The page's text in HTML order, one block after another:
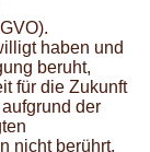
haben und
beruht,
für die Zukunft
der
nicht berührt.